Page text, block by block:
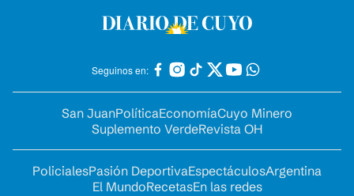
Seguinos en:
San JuanPolíticaEconomíaCuyo Minero
Suplemento VerdeRevista OH
PolicialesPasión DeportivaEspectáculosArgentina
El MundoRecetasEn las redes